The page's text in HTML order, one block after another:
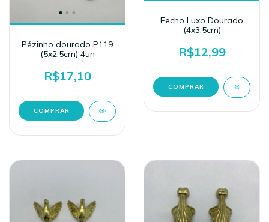
Pézinho dourado P119
(5x2,5cm) 4un
R$17,10
Fecho Luxo Dourado
(4x3,5cm)
R$12,99